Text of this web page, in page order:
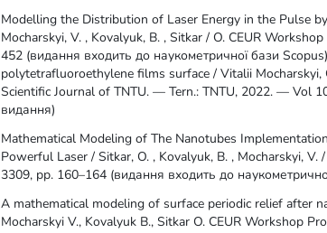
Modelling the Distribution of Laser Energy in the Pulse
Mocharskyi, V. , Kovalyuk, B. , Sitkar / O. CEUR
452 (видання входить до наукометричної бази
polytetrafluoroethylene films surface / Vitalii Mocharskyi,
Scientific Journal of TNTU. — Tern.: TNTU, 2022. — Vol
видання)
Mathematical Modeling of The Nanotubes
Powerful Laser / Sitkar, O. , Kovalyuk, B. , Mocharskyi, V.
3309, pp. 160–164 (видання входить до
A mathematical modeling of surface periodic relief after
Mocharskyi V., Kovalyuk B., Sitkar O. CEUR Workshop